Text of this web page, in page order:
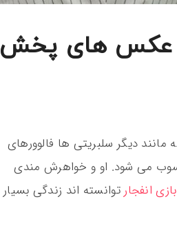
و عکس های پخش
دیگر سلبریتی ها فالوورهای
می شود. او و خواهرش مندی
انفجارتوانسته اند زندگی بسیار